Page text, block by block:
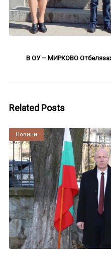
В ОУ – МИРКОВО
Related Posts
Култура
Новини